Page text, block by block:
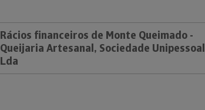
Rácios financeiros de Monte Queimado -
Queijaria Artesanal, Sociedade Unipessoal
Lda